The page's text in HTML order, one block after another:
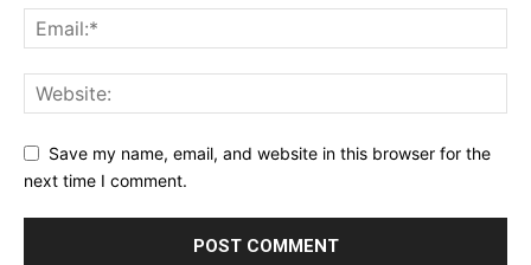
Save my name, email, and website in this browser for the
next time I comment.